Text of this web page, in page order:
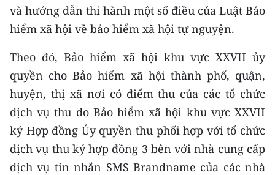
TRI THỨC CHUYÊN SÂU
CHƯƠNG TRÌNH OCOP - MỖI XÃ
MỘT SẢN PHẨM
RADIO
MEDIA CENTER
và hướng dẫn thi hành một số điều của Luật Bảo
hiểm xã hội về bảo hiểm xã hội tự nguyện.
Theo đó, Bảo hiểm xã hội khu vực XXVII ủy
quyền cho Bảo hiểm xã hội thành phố, quận,
huyện, thị xã nơi có điểm thu của các tổ chức
dịch vụ thu do Bảo hiểm xã hội khu vực XXVII
ký Hợp đồng Ủy quyền thu phối hợp với tổ chức
dịch vụ thu ký hợp đồng 3 bên với nhà cung cấp
dịch vụ tin nhắn SMS Brandname của các nhà